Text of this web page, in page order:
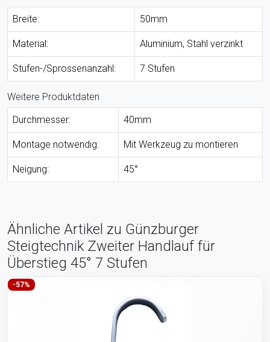
Breite: 50mm
Material: Aluminium, Stahl verzinkt
Stufen-/Sprossenanzahl: 7 Stufen
Weitere Produktdaten
Durchmesser:
40mm
Montage notwendig: Mit Werkzeug zu montieren
Neigung: 45°
Ähnliche Artikel zu Günzburger
Steigtechnik Zweiter Handlauf für
Überstieg 45° 7 Stufen
-57%